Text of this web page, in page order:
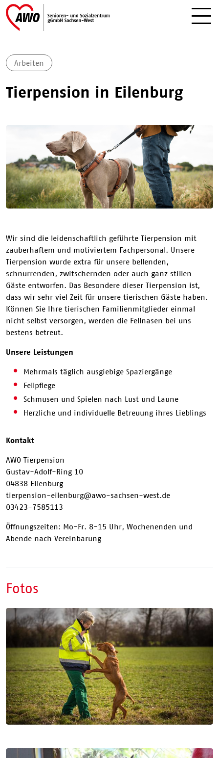
Arbeiten
Tierpension in Eilenburg
Wir sind die leidenschaftlich geführte Tierpension mit
zauberhaftem und motiviertem Fachpersonal. Unsere
Tierpension wurde extra für unsere bellenden,
schnurrenden, zwitschernden oder auch ganz stillen
Gäste entworfen. Das Besondere dieser Tierpension ist,
dass wir sehr viel Zeit für unsere tierischen Gäste haben.
Können Sie Ihre tierischen Familienmitglieder einmal
nicht selbst versorgen, werden die Fellnasen bei uns
bestens betreut.
Unsere Leistungen
Mehrmals täglich ausgiebige Spaziergänge
Fellpflege
Schmusen und Spielen nach Lust und Laune
Herzliche und individuelle Betreuung ihres Lieblings
Kontakt
AWO Tierpension
Gustav-Adolf-Ring 10
04838 Eilenburg
tierpension-eilenburg@awo-sachsen-west.de
03423-7585113
Öffnungszeiten: Mo-Fr. 8-15 Uhr, Wochenenden und
Abende nach Vereinbarung
Fotos